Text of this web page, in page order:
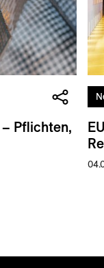
Pflichten,